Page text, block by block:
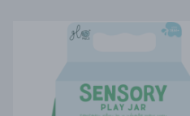
Producent: Bloomingville A/S |
| Telefon +4596264645
Haus Vej 3-5 | 7430 Ikast |